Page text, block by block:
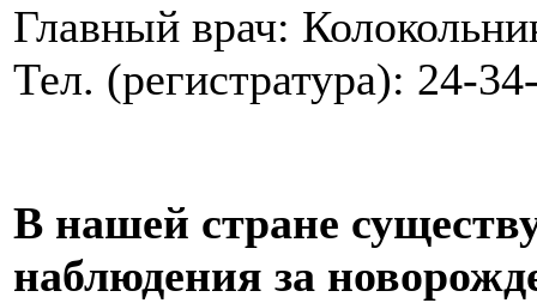
Главный врач:
Тел. (регистратура): 24-
В нашей стране
наблюдения за